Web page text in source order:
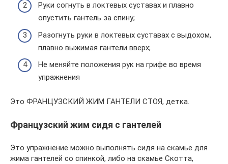
Руки согнуть в локтевых суставах и плавно
опустить гантель за спину;
Разогнуть руки в локтевых суставах с выдохом,
плавно выжимая гантели вверх;
Не меняйте положения рук на грифе во время
упражнения
Это ФРАНЦУЗСКИЙ ЖИМ ГАНТЕЛИ СТОЯ, детка.
Французский жим сидя с гантелей
Это упражнение можно выполнять сидя на скамье для
жима гантелей со спинкой, либо на скамье Скотта,